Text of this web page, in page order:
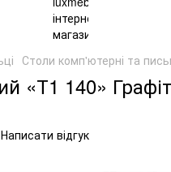
Столи комп'ютерні та
«Т1 140» Графіт
Написати відгук